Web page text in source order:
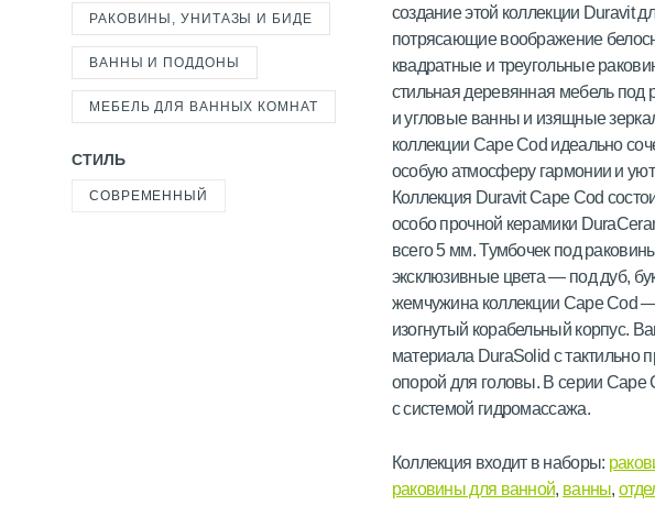
РАКОВИНЫ, УНИТАЗЫ И БИДЕ
ВАННЫ И ПОДДОНЫ
МЕБЕЛЬ ДЛЯ ВАННЫХ КОМНАТ
СТИЛЬ
СОВРЕМЕННЫЙ
создание этой коллекции Duravit
потрясающие воображение
квадратные и треугольные
стильная деревянная мебель под
и угловые ванны и изящные
коллекции Cape Cod идеально
особую атмосферу гармонии и
Коллекция Duravit Cape Cod
особо прочной керамики
всего 5 мм. Тумбочек под
эксклюзивные цвета — под дуб,
жемчужина коллекции Cape Cod
изогнутый корабельный корпус.
материала DuraSolid с тактильно
опорой для головы. В серии Cape
с системой гидромассажа.
Коллекция входит в наборы:
раковины для ванной, ванны,